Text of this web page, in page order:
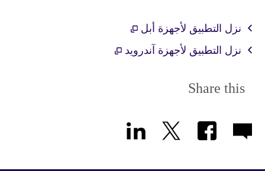
نزل التطبيق لأجهزة أبل
نزل التطبيق لأجهزة آندرويد
Share this